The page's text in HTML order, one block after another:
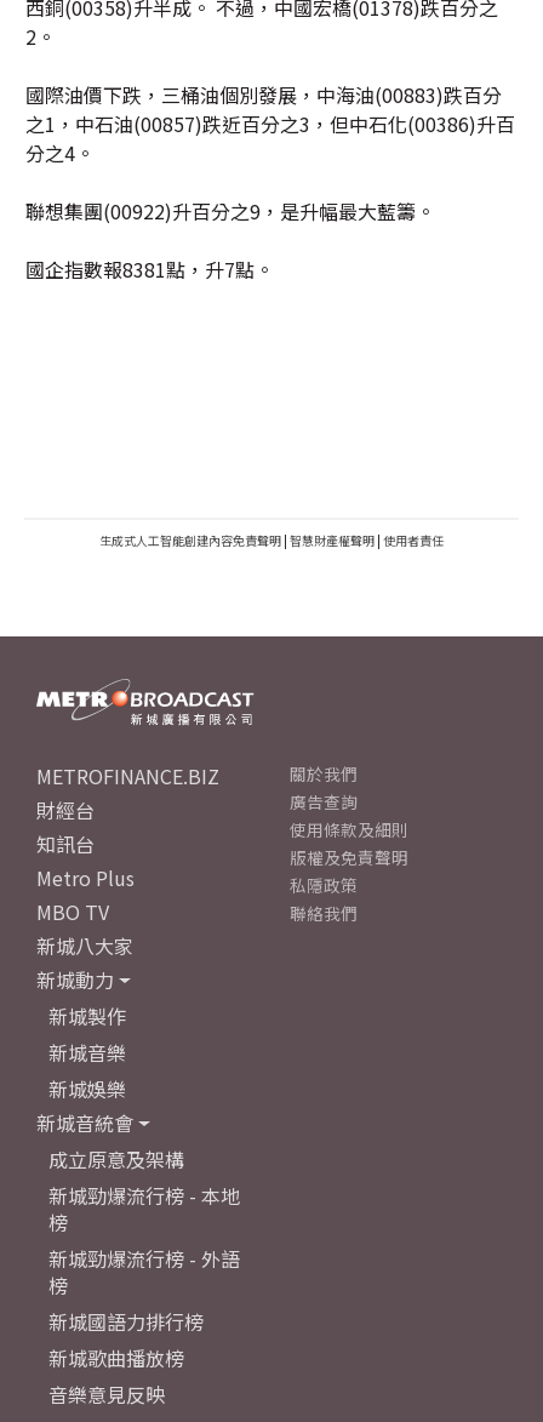
西銅(00358)升半成。 不過，中國宏橋(01378)跌百分之
2。
國際油價下跌，三桶油個別發展，中海油(00883)跌百分
之1，中石油(00857)跌近百分之3，但中石化(00386)升百
分之4。
聯想集團(00922)升百分之9，是升幅最大藍籌。
國企指數報8381點，升7點。
生成式人工智能創建內容免責聲明 | 智慧財產權聲明 | 使用者責任
METROFINANCE.BIZ
財經台
知訊台
Metro Plus
MBO TV
新城八大家
新城動力
新城製作
新城音樂
新城娛樂
新城音統會
成立原意及架構
新城勁爆流行榜 - 本地
榜
新城勁爆流行榜 - 外語
榜
新城國語力排行榜
新城歌曲播放榜
音樂意見反映
關於我們
廣告查詢
使用條款及細則
版權及免責聲明
私隱政策
聯絡我們